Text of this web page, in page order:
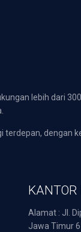
lebih dari 300
terdepan, dengan
KANTOR
Alamat : Jl.
Jawa Timur